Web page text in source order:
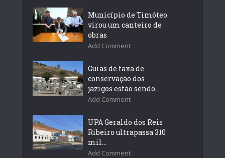
Município de Timóteo
virou um canteiro de
obras
Add Comment
Guias de taxa de
conservação dos
jazigos estão sendo...
Add Comment
UPA Geraldo dos Reis
Ribeiro ultrapassa 310
mil...
Add Comment